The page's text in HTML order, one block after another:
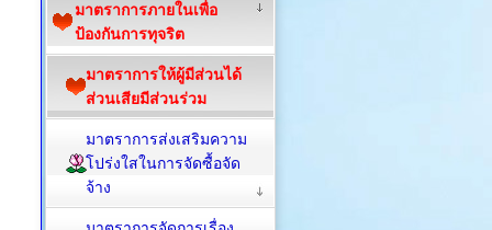
มาตราการภายในเพื่อ
ป้องกันการทุจริต
มาตราการให้ผู้มีส่วนได้
ส่วนเสียมีส่วนร่วม
มาตราการส่งเสริมความ
โปร่งใสในการจัดซื้อจัด
จ้าง